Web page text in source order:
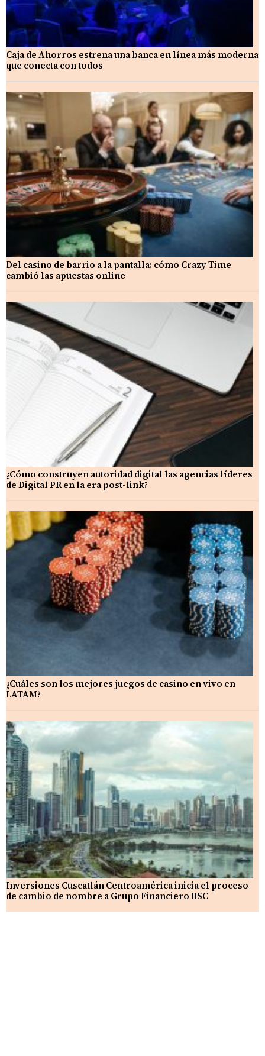
Caja de Ahorros estrena una banca en línea más moderna
que conecta con todos
Del casino de barrio a la pantalla: cómo Crazy Time
cambió las apuestas online
¿Cómo construyen autoridad digital las agencias líderes
de Digital PR en la era post-link?
¿Cuáles son los mejores juegos de casino en vivo en
LATAM?
Inversiones Cuscatlán Centroamérica inicia el proceso
de cambio de nombre a Grupo Financiero BSC